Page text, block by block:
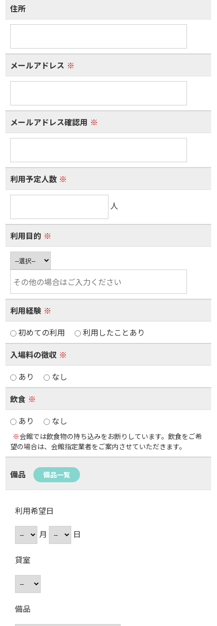
住所
メールアドレス ※
メールアドレス確認用 ※
利用予定人数 ※
人
利用目的 ※
利用経験 ※
初めての利用
利用したことあり
入場料の徴収 ※
あり
なし
飲食 ※
あり
なし
※会館では飲食物の持ち込みをお断りしています。飲食をご希
望の場合は、会館指定業者をご案内させていただきます。
備品 備品一覧
利用希望日
月
日
貸室
備品